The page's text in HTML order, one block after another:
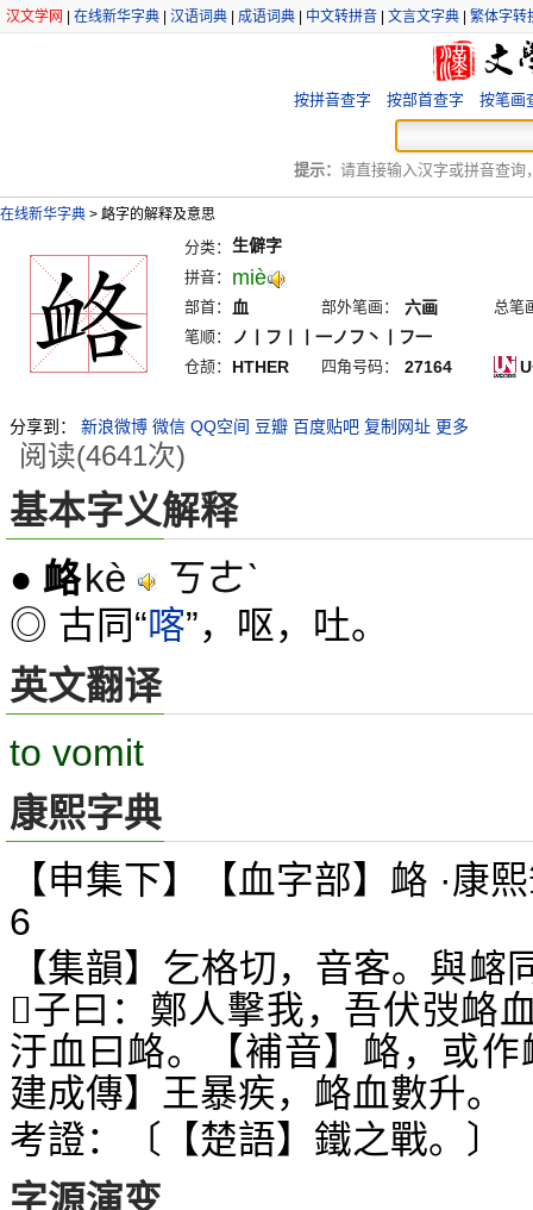
汉文学网 在线新华字典 汉语词典 成语词典 中文转拼音 文言文字典 繁体字转
按拼音查字 按部首查字 按笔画
提示： 请直接输入汉字或拼音查询
在线新华字典 > 衉字的解释及意思
分类： 生僻字
拼音： miè
部首： 血 部外笔画： 六画
总笔
笔顺：
ノ丨フ丨丨一ノフ丶丨フ一
仓颉： HTHER 四角号码： 27164
分享到： 新浪微博 微信 QQ空间 豆瓣 百度贴吧 复制网址 更多
阅读(4641次)
基本字义解释
● 衉kè ㄎㄜˋ
◎ 古同“喀”，呕，吐。
英文翻译
to vomit
康熙字典
【申集下】【血字部】衉 ·康
6
【集韻】乞格切，音客。與䘔
𥳑子曰：鄭人擊我，吾伏弢衉
汙血曰衉。【補音】衉，或作
建成傳】王暴疾，衉血數升。
考證：〔【楚語】鐵之戰。
字源演变